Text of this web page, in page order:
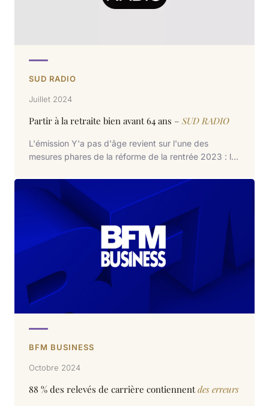
PDG de Maximis Retraites.
SUD RADIO
Juillet 2024
Partir à la retraite bien avant 64 ans – SUD RADIO
L'émission Y'a pas d'âge revient sur l'une des
mesures phares de la réforme de la rentrée 2023 : la
Nathalie BADAIRE apporte son regard expert sur le
sujet entre 0min57 et 5min48.
BFM BUSINESS
Octobre 2024
88 % des relevés de carrière contiennentdes erreurs